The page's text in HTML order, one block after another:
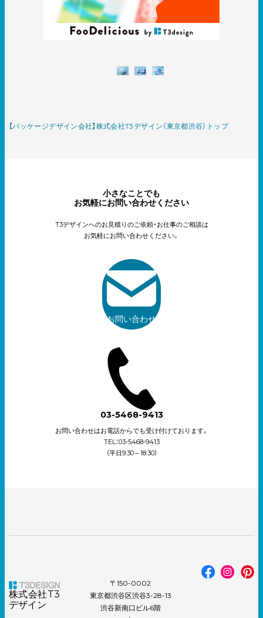
【パッケージデザイン会社】株式会社T3デザイン（東京都渋谷）トップ
小さなことでも
お気軽にお問い合わせください
T3デザインへのお見積りのご依頼・お仕事のご相談は
お気軽にお問い合わせください。
お問い合わせ
03-5468-9413
お問い合わせはお電話からでも受け付けております。
TEL：03-5468-9413
（平日9:30～18:30）
株式会社T3
デザイン
〒150-0002
東京都渋谷区渋谷3-28-13
渋谷新南口ビル6階